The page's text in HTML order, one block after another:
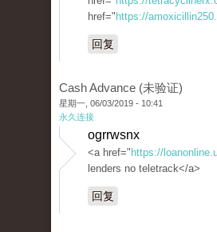
href=" https://
回复
Cash Advance (未验证)
星期一, 06/03/2019 - 10:41
永久连接
ogrrwsnx
<a href=" https://
lenders no teletrack</a>
回复